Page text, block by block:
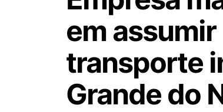
em
transporte
Grande do